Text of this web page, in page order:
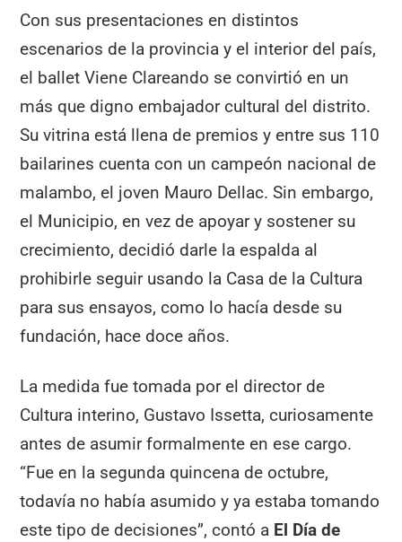
Con sus presentaciones en distintos
escenarios de la provincia y el interior del país,
el ballet Viene Clareando se convirtió en un
más que digno embajador cultural del distrito.
Su vitrina está llena de premios y entre sus 110
bailarines cuenta con un campeón nacional de
malambo, el joven Mauro Dellac. Sin embargo,
el Municipio, en vez de apoyar y sostener su
crecimiento, decidió darle la espalda al
prohibirle seguir usando la Casa de la Cultura
para sus ensayos, como lo hacía desde su
fundación, hace doce años.
La medida fue tomada por el director de
Cultura interino, Gustavo Issetta, curiosamente
antes de asumir formalmente en ese cargo.
“Fue en la segunda quincena de octubre,
todavía no había asumido y ya estaba tomando
este tipo de decisiones”, contó a El Día de